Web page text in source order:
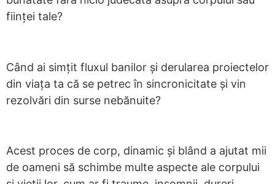
ființei tale?
Când ai simțit fluxul banilor și derularea proiectelor
din viața ta că se petrec în sincronicitate și vin
rezolvări din surse nebănuite?
Acest proces de corp, dinamic și blând a ajutat mii
de oameni să schimbe multe aspecte ale corpului